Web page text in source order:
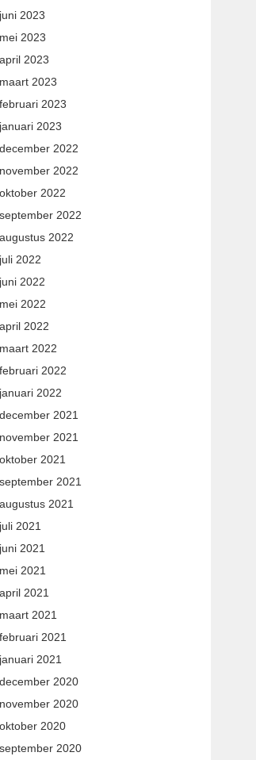
juni 2023
mei 2023
april 2023
maart 2023
februari 2023
januari 2023
december 2022
november 2022
oktober 2022
september 2022
augustus 2022
juli 2022
juni 2022
mei 2022
april 2022
maart 2022
februari 2022
januari 2022
december 2021
november 2021
oktober 2021
september 2021
augustus 2021
juli 2021
juni 2021
mei 2021
april 2021
maart 2021
februari 2021
januari 2021
december 2020
november 2020
oktober 2020
september 2020